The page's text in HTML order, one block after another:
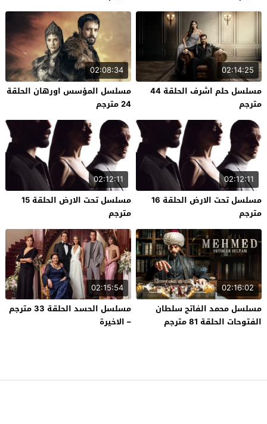
02:14:25
مسلسل حلم اشرف الحلقة 44
مترجم
02:08:34
مسلسل المؤسس اورهان الحلقة
24 مترجم
02:12:11
مسلسل تحت الارض الحلقة 16
مترجم
02:12:11
مسلسل تحت الارض الحلقة 15
مترجم
02:16:02
مسلسل محمد الفاتح سلطان
الفتوحات الحلقة 81 مترجم
02:15:54
مسلسل الحسد الحلقة 33 مترجم
– الاخيرة